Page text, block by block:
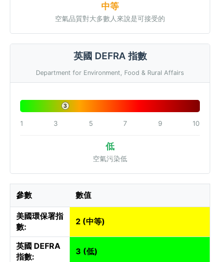
中等
空氣品質對大多數人來說是可接受的
英國 DEFRA 指數
Department for Environment, Food & Rural Affairs
3
1 3 5 7 9 10
低
空氣污染低
參數 數值
美國環保署指
數:
2 (中等)
英國 DEFRA
指數:
3 (低)